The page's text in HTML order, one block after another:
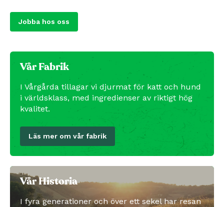
Jobba hos oss
Vår Fabrik
I Vårgårda tillagar vi djurmat för katt och hund
i världsklass, med ingredienser av riktigt hög
kvalitet.
Läs mer om vår fabrik
Vår Historia
I fyra generationer och över ett sekel har resan